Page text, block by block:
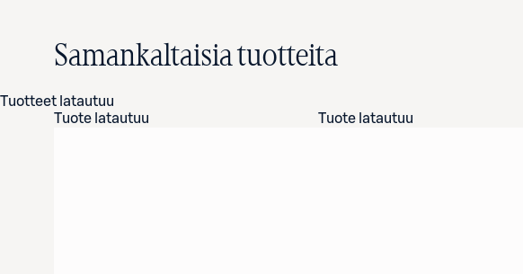
Samankaltaisia tuotteita
Tuotteet latautuu
Tuote latautuu
Tuote latautuu